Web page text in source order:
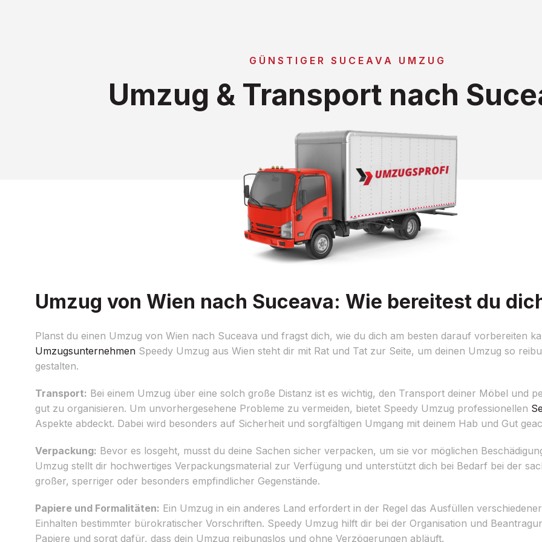
GÜNSTIGER SUCEAVA UMZUG
Umzug & Transport nach
Umzug von Wien nach Suceava: Wie bereitest du
Planst du einen Umzug von Wien nach Suceava und fragst dich, wie du dich am besten darauf vorbereiten
Umzugsunternehmen Speedy Umzug aus Wien steht dir mit Rat und Tat zur Seite, um deinen Umzug so
gestalten.
Transport: Bei einem Umzug über eine solch große Distanz ist es wichtig, den Transport deiner Möbel und
gut zu organisieren. Um unvorhergesehene Probleme zu vermeiden, bietet Speedy Umzug professionellen
Aspekte abdeckt. Dabei wird besonders auf Sicherheit und sorgfältigen Umgang mit deinem Hab und Gut
Verpackung: Bevor es losgeht, musst du deine Sachen sicher verpacken, um sie vor möglichen
Umzug stellt dir hochwertiges Verpackungsmaterial zur Verfügung und unterstützt dich bei Bedarf bei der
großer, sperriger oder besonders empfindlicher Gegenstände.
Papiere und Formalitäten: Ein Umzug in ein anderes Land erfordert in der Regel das Ausfüllen
Einhalten bestimmter bürokratischer Vorschriften. Speedy Umzug hilft dir bei der Organisation und
Papiere und sorgt dafür, dass dein Umzug reibungslos und ohne Verzögerungen abläuft.